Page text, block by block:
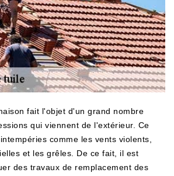
fait l'objet d'un grand nombre
qui viennent de l'extérieur. Ce
comme les vents violents,
et les grêles. De ce fait, il est
des travaux de remplacement des